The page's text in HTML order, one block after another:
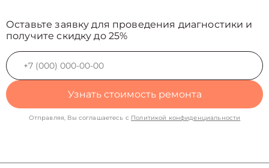
Оставьте заявку для проведения диагностики и
получите скидку до 25%
Узнать стоимость ремонта
Отправляя, Вы соглашаетесь с Политикой конфиденциальности